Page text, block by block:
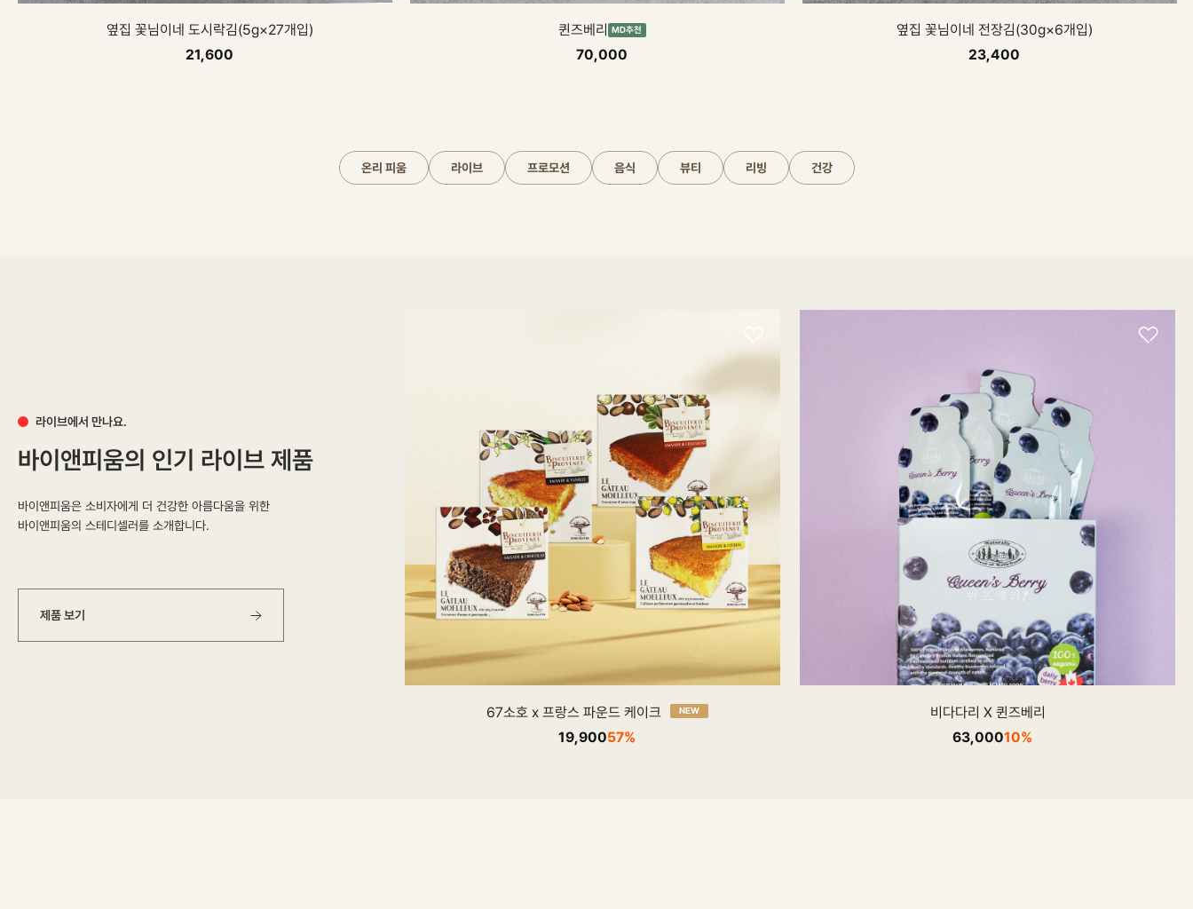
퀸즈베리 MD추천
70,000
옆집 꽃님이네 전장김(30g×6개입)
23,400
던핏 x 디나닥스
38,90048,700
온리 피움 라이브 프로모션 음식 뷰티 리빙 건강
라이브에서 만나요.
바이앤피움의 인기 라이브 제품
바이앤피움은 소비자에게 더 건강한 아름다움을 위한
바이앤피움의 스테디셀러를 소개합니다.
제품 보기
67소호 x 프랑스 파운드 케이크 NEW
19,90057%
비다다리 X 퀸즈베리
63,00010%